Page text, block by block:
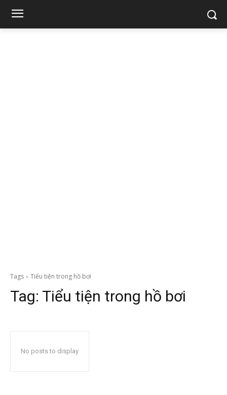
Tags Tiểu tiện trong hồ bơi
Tag: Tiểu tiện trong hồ bơi
No posts to display